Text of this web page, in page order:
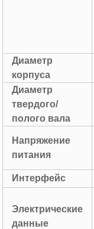
Диаметр
корпуса
Диаметр
твердого/
полого вала
Напряжение
питания
Интерфейс
Электрические
данные